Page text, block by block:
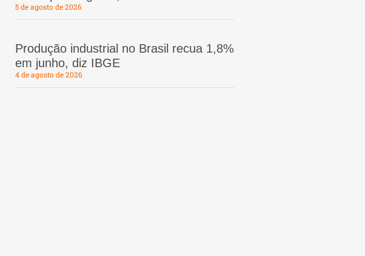
5 de agosto de 2026
Produção industrial no Brasil recua 1,8%
em junho, diz IBGE
4 de agosto de 2026